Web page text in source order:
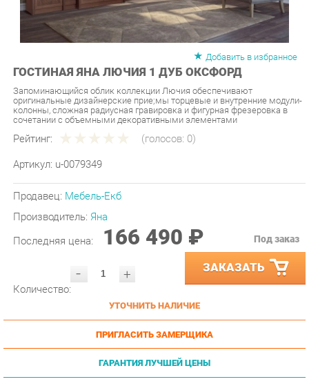
Добавить в избранное
ГОСТИНАЯ ЯНА ЛЮЧИЯ 1 ДУБ ОКСФОРД
Запоминающийся облик коллекции Лючия обеспечивают
оригинальные дизайнерские приe;мы торцевые и внутренние модули-
колонны, сложная радиусная гравировка и фигурная фрезеровка в
сочетании с объемными декоративными элементами
Рейтинг: (голосов:0 )
Артикул: u-0079349
Производитель:Яна
Последняя цена: 166 490 ₽
- ЗАКАЗАТЬ
УТОЧНИТЬ НАЛИЧИЕ
ПРИГЛАСИТЬ ЗАМЕРЩИКА
ГАРАНТИЯ ЛУЧШЕЙ ЦЕНЫ
Доставкапог. Екатеринбурги до ТК -бесплатна.